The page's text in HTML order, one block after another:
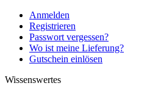
Anmelden
Registrieren
Passwort vergessen?
Wo ist meine Lieferung?
Gutschein einlösen
Wissenswertes